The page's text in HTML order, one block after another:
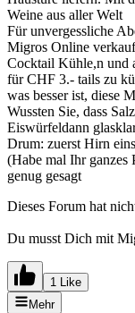
Weine aus aller Welt
Für unvergessliche
Migros Online
Cocktail Kühle,n und
für CHF 3.- tails zu
was besser ist, diese
Wussten Sie, dass
Eiswürfeldann
Drum: zuerst Hirn
(Habe mal Ihr ganzes
genug gesagt
Dieses Forum hat
Du musst Dich mit
1 Like
Mehr